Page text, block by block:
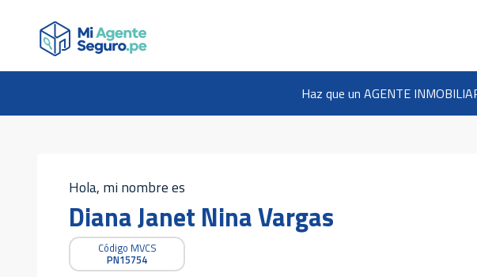
Haz que un AGENTE
Hola, mi nombre es
Diana Janet Nina Vargas
Código MVCS
PN15754